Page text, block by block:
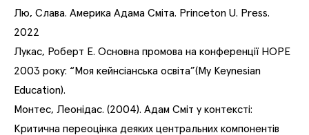
Лю, Слава. Америка Адама Сміта. Princeton U. Press.
2022
Лукас, Роберт Е. Основна промова на конференції HOPE
2003 року: “Моя кейнсіанська освіта”(My Keynesian
Education).
Монтес, Леонідас. (2004). Адам Сміт у контексті:
Критична переоцінка деяких центральних компонентів